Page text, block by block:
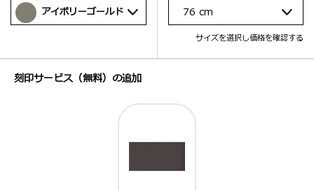
76 cm
サイズを選択し価格を確認する
アイボリーゴールド
刻印サービス（無料）の追加